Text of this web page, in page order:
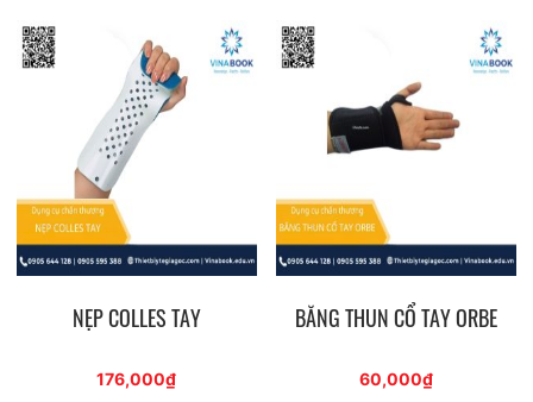
NẸP COLLES TAY
176,000₫
BĂNG THUN CỔ TAY ORBE
60,000₫